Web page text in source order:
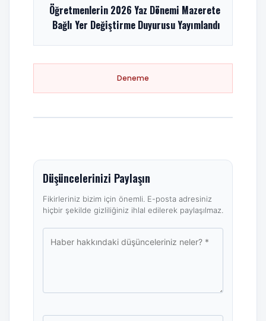
Öğretmenlerin 2026 Yaz Dönemi Mazerete
Bağlı Yer Değiştirme Duyurusu Yayımlandı
Deneme
Düşüncelerinizi Paylaşın
Fikirleriniz bizim için önemli. E-posta adresiniz
hiçbir şekilde gizliliğiniz ihlal edilerek paylaşılmaz.